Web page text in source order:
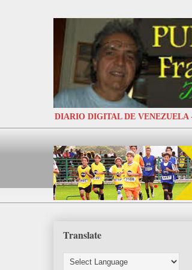
DIARIO DIGITAL DE VENEZUELA
Translate